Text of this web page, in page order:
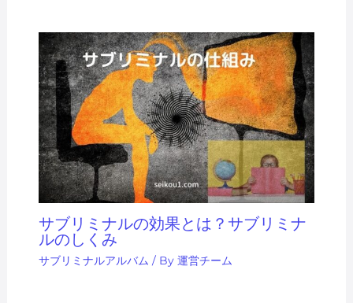
サブリミナルの効果とは？サブリミナ
ルのしくみ
サブリミナルアルバム / By 運営チーム